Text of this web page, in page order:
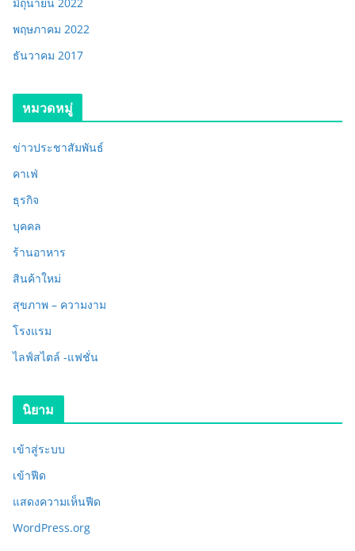
พฤษภาคม 2022
ธันวาคม 2017
หมวดหมู่
ข่าวประชาสัมพันธ์
คาเฟ่
ธุรกิจ
บุคคล
ร้านอาหาร
สินค้าใหม่
สุขภาพ – ความงาม
โรงแรม
ไลฟ์สไตล์ -แฟชั่น
นิยาม
เข้าสู่ระบบ
เข้าฟีด
แสดงความเห็นฟีด
WordPress.org